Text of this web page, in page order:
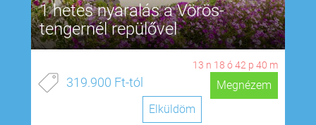
1 hetes nyaralás a Vörös-
tengernél repülővel
13 n 18 ó42 p 39 m
319.900 Ft-tól
Megnézem
Elküldöm